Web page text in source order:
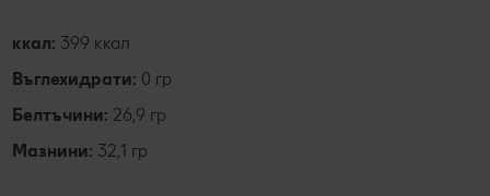
ккал: 399 ккал
Въглехидрати: 0 гр
Белтъчини: 26,9 гр
Мазнини: 32,1 гр